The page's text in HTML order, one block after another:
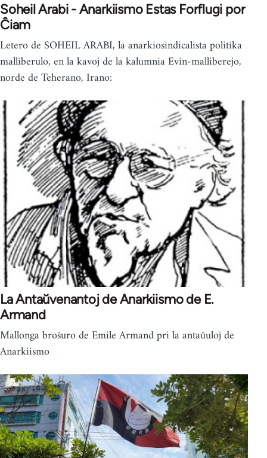
Soheil Arabi - Anarkiismo Estas Forflugi por
Ĉiam
Letero de SOHEIL ARABI, la anarkiosindicalista politika
malliberulo, en la kavoj de la kalumnia Evin-malliberejo,
norde de Teherano, Irano:
La Antaŭvenantoj de Anarkiismo de E.
Armand
Mallonga broŝuro de Emile Armand pri la antaŭuloj de
Anarkiismo